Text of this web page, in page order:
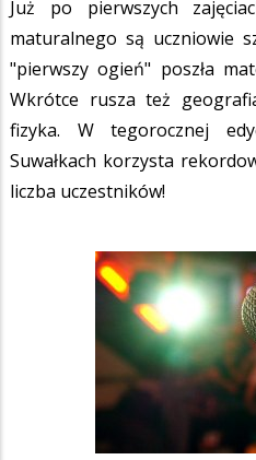
Już po pierwszych
maturalnego są uczniowie
"pierwszy ogień" poszła
Wkrótce rusza też
fizyka. W tegorocznej
Suwałkach korzysta
liczba uczestników!